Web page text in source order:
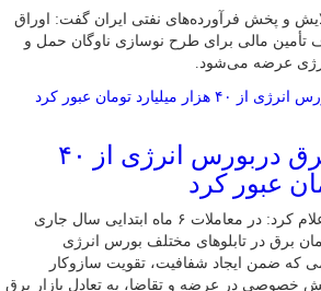
و پخش فرآورده‌های نفتی ایران گفت: اوراق
تأمین مالی برای طرح نوسازی ناوگان حمل و
عرضه می‌شود.
حجم معاملات برق دربورس انرژی از ۴۰
عبور کرد
مدیرعامل شرکت توانیر اعلام کرد: در معاملات ۶ ماه ابتدایی سال جاری
تومان برق در تابلوهای مختلف بورس انرژی
که ضمن ایجاد شفافیت، تقویت سازوکار
خصوصی در عرضه و تقاضا، به تعادل بازار برق